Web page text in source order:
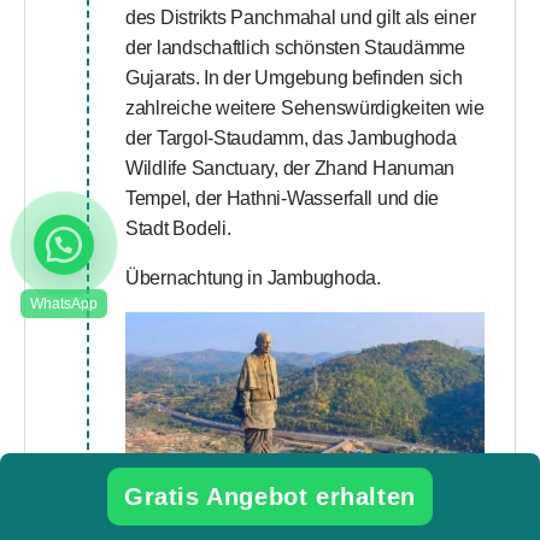
des Distrikts Panchmahal und gilt als einer
der landschaftlich schönsten Staudämme
Gujarats. In der Umgebung befinden sich
zahlreiche weitere Sehenswürdigkeiten wie
der Targol-Staudamm, das Jambughoda
Wildlife Sanctuary, der Zhand Hanuman
Tempel, der Hathni-Wasserfall und die
Stadt Bodeli.
Übernachtung in Jambughoda.
Gratis Angebot erhalten